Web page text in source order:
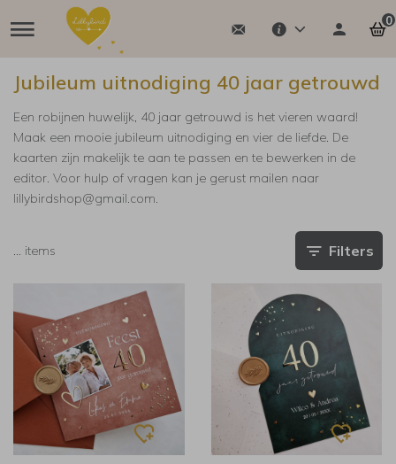
0
Jubileum uitnodiging 40 jaar getrouwd
Een robijnen huwelijk, 40 jaar getrouwd is het vieren waard!
Maak een mooie jubileum uitnodiging en vier de liefde. De
kaarten zijn makelijk te aan te passen en te bewerken in de
editor. Voor hulp of vragen kan je gerust mailen naar
lillybirdshop@gmail.com.
items Filters